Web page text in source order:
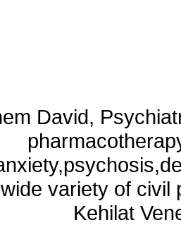
David,
variety of civil
Kehilat